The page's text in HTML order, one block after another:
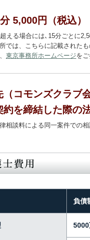
5,000円（税込）
える場合には､15分ごとに
では、こちらに記載された
東京事務所ホームページを
（コモンズクラブ
約を締結した際の
相談料による同一案件での
負債